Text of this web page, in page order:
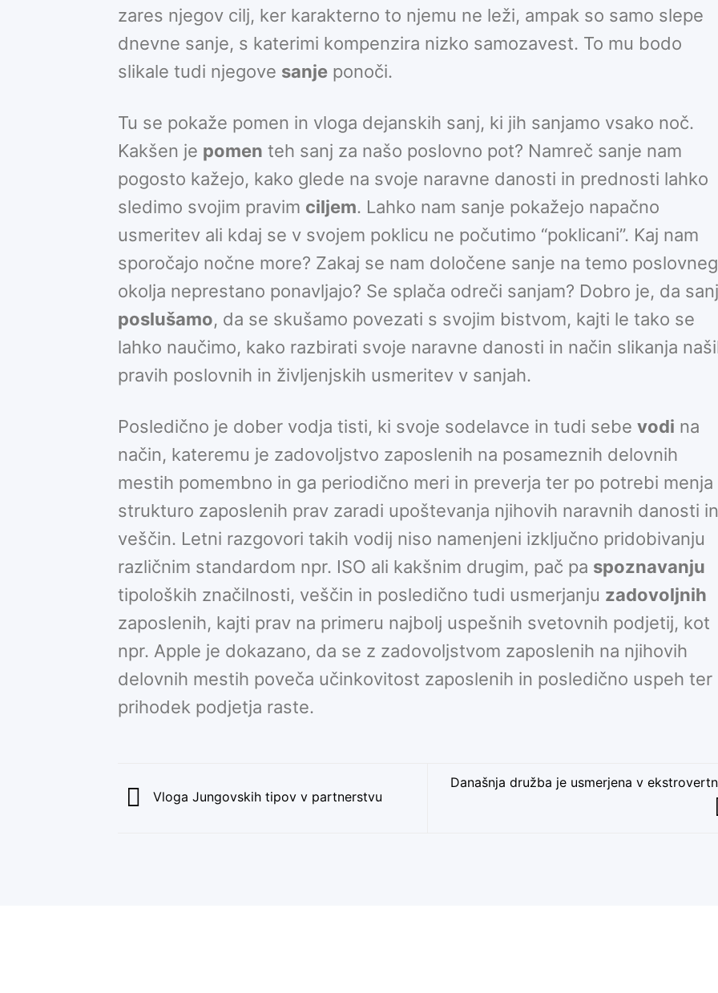
zares njegov cilj, ker karakterno to njemu ne leži, ampak so samo slepe
dnevne sanje, s katerimi kompenzira nizko samozavest. To mu bodo
slikale tudi njegove sanje ponoči.
Tu se pokaže pomen in vloga dejanskih sanj, ki jih sanjamo vsako noč.
Kakšen je pomen teh sanj za našo poslovno pot? Namreč sanje nam
pogosto kažejo, kako glede na svoje naravne danosti in prednosti lahko
sledimo svojim pravim ciljem. Lahko nam sanje pokažejo napačno
usmeritev ali kdaj se v svojem poklicu ne počutimo “poklicani”. Kaj nam
sporočajo nočne more? Zakaj se nam določene sanje na temo
okolja neprestano ponavljajo? Se splača odreči sanjam? Dobro je, da
poslušamo, da se skušamo povezati s svojim bistvom, kajti le tako se
lahko naučimo, kako razbirati svoje naravne danosti in način slikanja
pravih poslovnih in življenjskih usmeritev v sanjah.
Posledično je dober vodja tisti, ki svoje sodelavce in tudi sebe vodi na
način, kateremu je zadovoljstvo zaposlenih na posameznih delovnih
mestih pomembno in ga periodično meri in preverja ter po potrebi menja
strukturo zaposlenih prav zaradi upoštevanja njihovih naravnih danosti in
veščin. Letni razgovori takih vodij niso namenjeni izključno pridobivanju
različnim standardom npr. ISO ali kakšnim drugim, pač pa spoznavanju
tipoloških značilnosti, veščin in posledično tudi usmerjanju zadovoljnih
zaposlenih, kajti prav na primeru najbolj uspešnih svetovnih podjetij, kot
npr. Apple je dokazano, da se z zadovoljstvom zaposlenih na njihovih
delovnih mestih poveča učinkovitost zaposlenih in posledično uspeh ter
prihodek podjetja raste.
Vloga Jungovskih tipov v partnerstvu
Današnja družba je usmerjena v